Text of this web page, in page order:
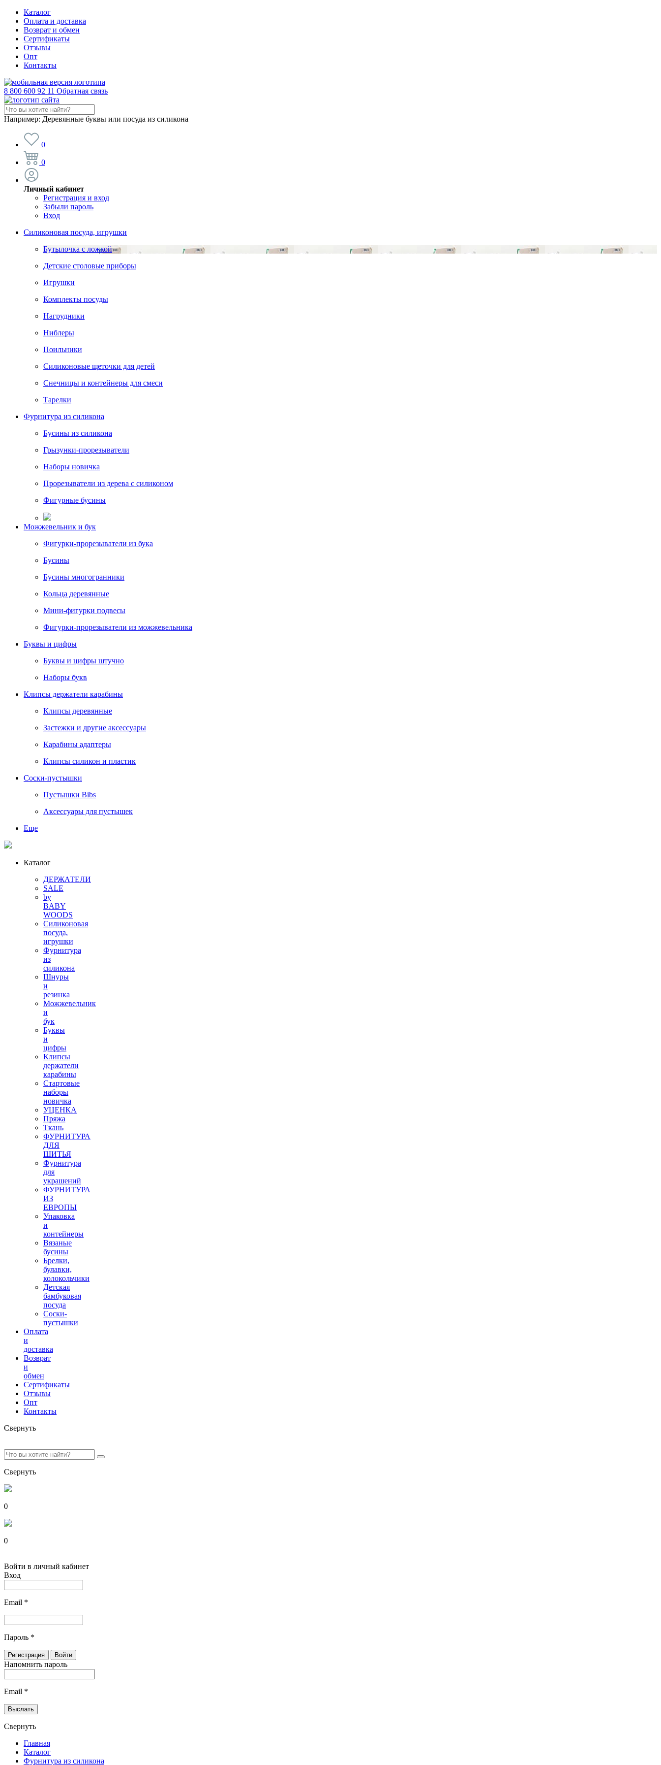
Каталог
Оплата и доставка
Возврат и обмен
Сертификаты
Отзывы
Опт
Контакты
8 800 600 92 11 Обратная связь
Например: Деревянные буквы или посуда из силикона
0
0
Личный кабинет
Регистрация и вход
Забыли пароль
Вход
Силиконовая посуда, игрушки
Бутылочка с ложкой
Детские столовые приборы
Игрушки
Комплекты посуды
Нагрудники
Ниблеры
Поильники
Силиконовые щеточки для детей
Снечницы и контейнеры для смеси
Тарелки
Фурнитура из силикона
Бусины из силикона
Грызунки-прорезыватели
Наборы новичка
Прорезыватели из дерева с силиконом
Фигурные бусины
Можжевельник и бук
Фигурки-прорезыватели из бука
Бусины
Бусины многогранники
Кольца деревянные
Мини-фигурки подвесы
Фигурки-прорезыватели из можжевельника
Буквы и цифры
Буквы и цифры штучно
Наборы букв
Клипсы держатели карабины
Клипсы деревянные
Застежки и другие аксессуары
Карабины адаптеры
Клипсы силикон и пластик
Соски-пустышки
Пустышки Bibs
Аксессуары для пустышек
Еще
Каталог
ДЕРЖАТЕЛИ
SALE
by
BABY
WOODS
Силиконовая
посуда,
игрушки
Фурнитура
из
силикона
Шнуры
и
резинка
Можжевельник
и
бук
Буквы
и
цифры
Клипсы
держатели
карабины
Стартовые
наборы
новичка
УЦЕНКА
Пряжа
Ткань
ФУРНИТУРА
ДЛЯ
ШИТЬЯ
Фурнитура
для
украшений
ФУРНИТУРА
ИЗ
ЕВРОПЫ
Упаковка
и
контейнеры
Вязаные
бусины
Брелки,
булавки,
колокольчики
Детская
бамбуковая
посуда
Соски-
пустышки
Оплата
и
доставка
Возврат
и
обмен
Сертификаты
Отзывы
Опт
Контакты
Свернуть
Свернуть
0
0
Войти в личный кабинет
Вход
Email *
Пароль *
Напомнить пароль
Email *
Свернуть
Главная
Каталог
Фурнитура из силикона